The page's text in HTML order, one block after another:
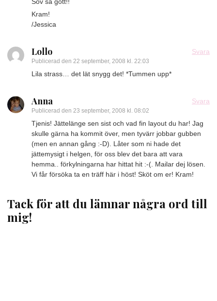
Kram!
/Jessica
Lollo
Publicerad den 22 september, 2008 kl. 22:03
Svara
Lila strass… det lät snygg det! *Tummen upp*
Anna
Publicerad den 23 september, 2008 kl. 08:02
Svara
Tjenis! Jättelänge sen sist och vad fin layout du har! Jag
skulle gärna ha kommit över, men tyvärr jobbar gubben
(men en annan gång :-D). Låter som ni hade det
jättemysigt i helgen, för oss blev det bara att vara
hemma.. förkylningarna har hittat hit :-(. Mailar dej lösen.
Vi får försöka ta en träff här i höst! Sköt om er! Kram!
Tack för att du lämnar några ord till
mig!